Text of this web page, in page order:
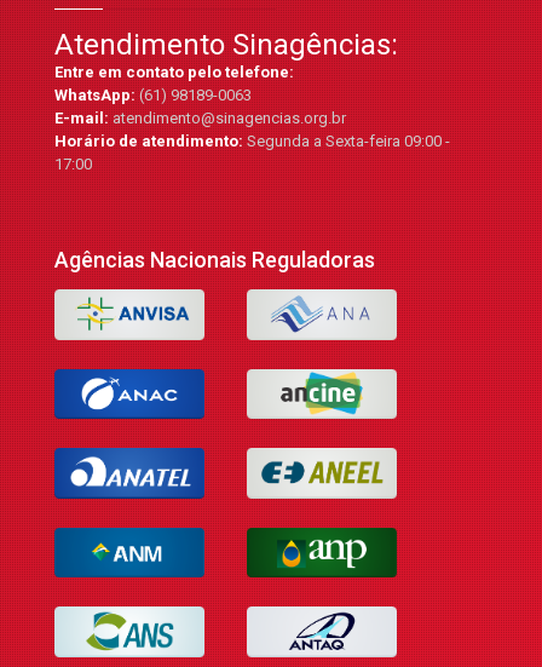
Atendimento Sinagências:
Entre em contato pelo telefone:
WhatsApp:(61) 98189-0063
E-mail:atendimento@sinagencias.org.br
Horário de atendimento:Segunda a Sexta-feira 09:00 -
17:00
Agências Nacionais Reguladoras